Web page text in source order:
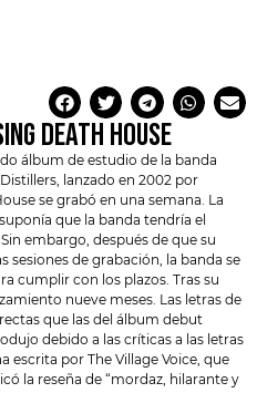
DEATH HOUSE
álbum de estudio de la banda
, lanzado en 2002 por
se grabó en una semana. La
que la banda tendría el
embargo, después de que su
sesiones de grabación, la banda se
cumplir con los plazos. Tras su
nueve meses. Las letras de
que las del álbum debut
debido a las críticas a las letras
escrita por The Village Voice, que
la reseña de “mordaz, hilarante y